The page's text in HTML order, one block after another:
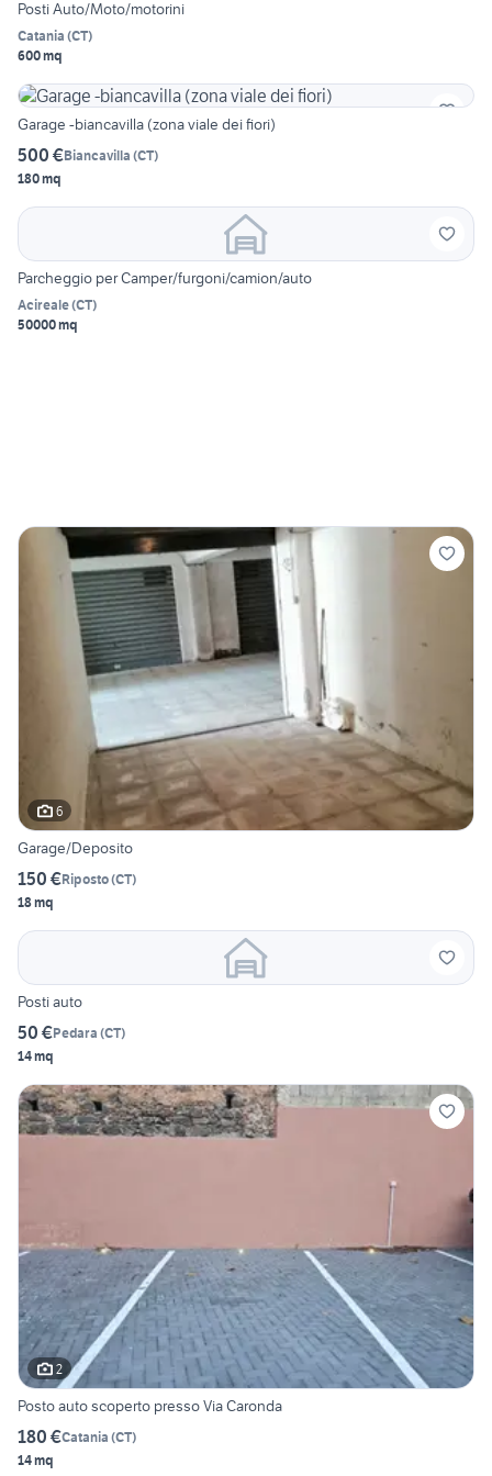
Posti Auto/Moto/motorini
Catania (CT)
600 mq
Garage -biancavilla (zona viale dei fiori)
500 €Biancavilla (CT)
180 mq
Parcheggio per Camper/furgoni/camion/auto
Acireale(CT)
50000 mq
6
Garage/Deposito
150 €Riposto(CT)
18 mq
Posti auto
50 €Pedara (CT)
14 mq
2
Posto auto scoperto presso Via Caronda
180 €Catania (CT)
14 mq